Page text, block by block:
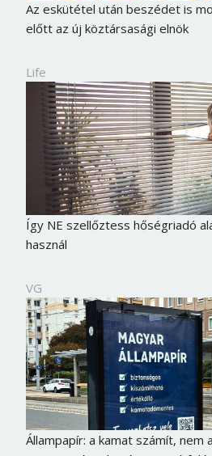
Az eskütétel után beszédet is
előtt az új köztársasági elnök
Life
Így NE szellőztess hőségriadó
használ
VG
Állampapír: a kamat számít, nem